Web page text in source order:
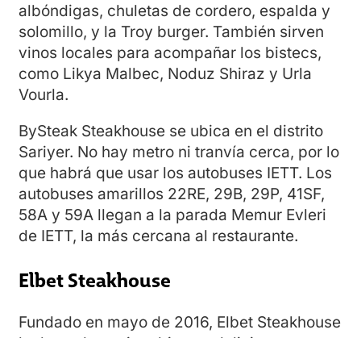
albóndigas, chuletas de cordero, espalda y
solomillo, y la Troy burger. También sirven
vinos locales para acompañar los bistecs,
como Likya Malbec, Noduz Shiraz y Urla
Vourla.
BySteak Steakhouse se ubica en el distrito
Sariyer. No hay metro ni tranvía cerca, por lo
que habrá que usar los autobuses IETT. Los
autobuses amarillos 22RE, 29B, 29P, 41SF,
58A y 59A llegan a la parada Memur Evleri
de IETT, la más cercana al restaurante.
Elbet Steakhouse
Fundado en mayo de 2016, Elbet Steakhouse